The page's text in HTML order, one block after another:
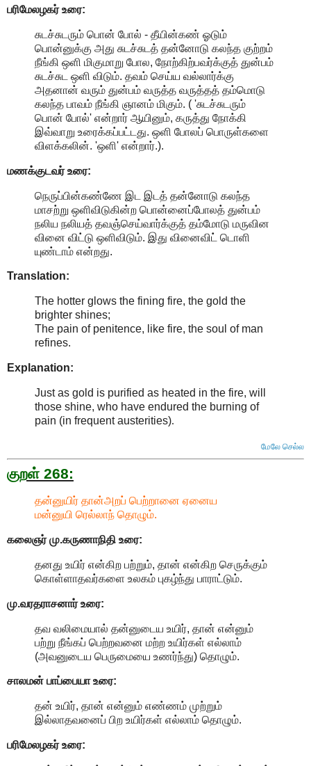
பரிமேலழகர் உரை:
சுடச்சுடரும் பொன் போல் - தீயின்கண் ஓடும்
பொன்னுக்கு அது சுடச்சுடத் தன்னோடு கலந்த குற்றம்
நீங்கி ஒளி மிகுமாறு போல, நோற்கிற்பவர்க்குத் துன்பம்
சுடச்சுட ஒளி விடும். தவம் செய்ய வல்லார்க்கு
அதனான் வரும் துன்பம் வருத்த வருத்தத் தம்மொடு
கலந்த பாவம் நீங்கி ஞானம் மிகும். ( 'சுடச்சுடரும்
பொன் போல்' என்றார் ஆயினும், கருத்து நோக்கி
இவ்வாறு உரைக்கப்பட்டது. ஒளி போலப் பொருள்களை
விளக்கலின். 'ஒளி' என்றார்.).
மணக்குடவர் உரை:
நெருப்பின்கண்ணே இட இடத் தன்னோடு கலந்த
மாசற்று ஒளிவிடுகின்ற பொன்னைப்போலத் துன்பம்
நலிய நலியத் தவஞ்செய்வார்க்குத் தம்மோடு மருவின
வினை விட்டு ஒளிவிடும். இது வினைவிட் டொளி
யுண்டாம் என்றது.
Translation:
The hotter glows the fining fire, the gold the
brighter shines;
The pain of penitence, like fire, the soul of man
refines.
Explanation:
Just as gold is purified as heated in the fire, will
those shine, who have endured the burning of
pain (in frequent austerities).
மேலே செல்ல
குறள் 268:
தன்னுயிர் தான்அறப் பெற்றானை ஏனைய
மன்னுயி ரெல்லாந் தொழும்.
கலைஞர் மு.கருணாநிதி உரை:
தனது உயிர் என்கிற பற்றும், தான் என்கிற செருக்கும்
கொள்ளாதவர்களை உலகம் புகழ்ந்து பாராட்டும்.
மு.வரதராசனார் உரை:
தவ வலிமையால் தன்னுடைய உயிர், தான் என்னும்
பற்று நீங்கப் பெற்றவனை மற்ற உயிர்கள் எல்லாம்
(அவனுடைய பெருமையை உணர்ந்து) தொழும்.
சாலமன் பாப்பையா உரை:
தன் உயிர், தான் என்னும் எண்ணம் முற்றும்
இல்லாதவனைப் பிற உயிர்கள் எல்லாம் தொழும்.
பரிமேலழகர் உரை: